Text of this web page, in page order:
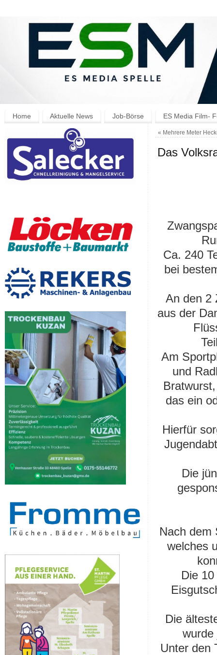
Home Aktuelle News Job-Börse ES Media Film-
« Mehrere Meter
Das
Ca. 240
bei
An den 2
aus der
Am
und
das ein
Hierfür
Die
Nach dem
welches
Die
Die
wurde
Unter den